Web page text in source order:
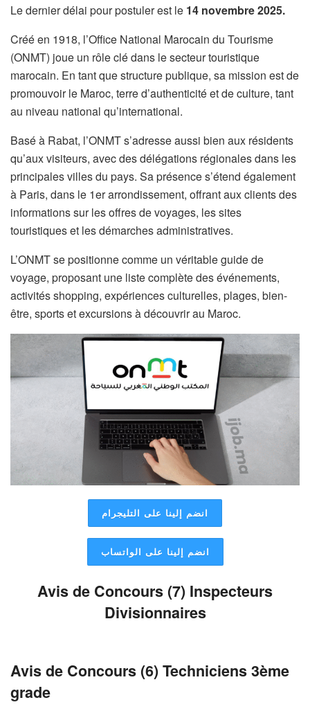
Le dernier délai pour postuler est le 14 novembre 2025.
Créé en 1918, l’Office National Marocain du Tourisme
(ONMT) joue un rôle clé dans le secteur touristique
marocain. En tant que structure publique, sa mission est de
promouvoir le Maroc, terre d’authenticité et de culture, tant
au niveau national qu’international.
Basé à Rabat, l’ONMT s’adresse aussi bien aux résidents
qu’aux visiteurs, avec des délégations régionales dans les
principales villes du pays. Sa présence s’étend également
à Paris, dans le 1er arrondissement, offrant aux clients des
informations sur les offres de voyages, les sites
touristiques et les démarches administratives.
L’ONMT se positionne comme un véritable guide de
voyage, proposant une liste complète des événements,
activités shopping, expériences culturelles, plages, bien-
être, sports et excursions à découvrir au Maroc.
انضم إلينا على التليجرام
انضم إلينا على الواتساب
Avis de Concours (7) Inspecteurs
Divisionnaires
Avis de Concours (6) Techniciens 3ème
grade